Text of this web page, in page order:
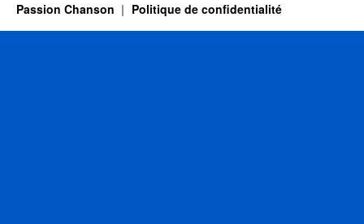
Passion Chanson Politique de confidentialité